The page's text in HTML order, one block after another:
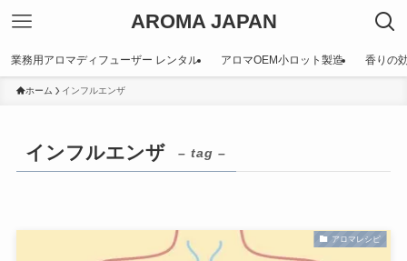
AROMA JAPAN
業務用アロマディフューザー レンタル アロマOEM小ロット製造 香りの
ホーム インフルエンザ
インフルエンザ – tag –
アロマレシピ